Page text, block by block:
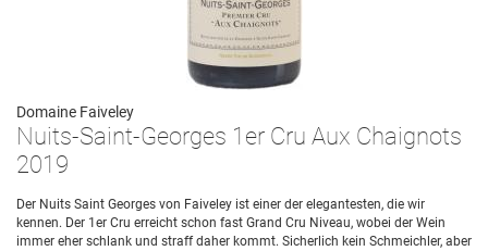
Domaine Faiveley
Nuits-Saint-Georges 1er Cru Aux Chaignots
2019
Der Nuits Saint Georges von Faiveley ist einer der elegantesten, die wir
kennen. Der 1er Cru erreicht schon fast Grand Cru Niveau, wobei der Wein
immer eher schlank und straff daher kommt. Sicherlich kein Schmeichler, aber